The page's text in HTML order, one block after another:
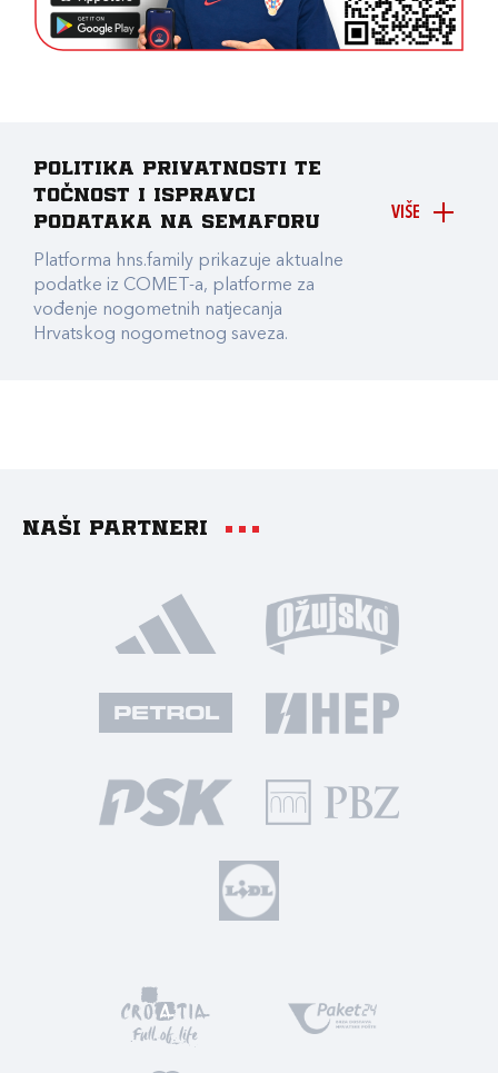
VIŠE
Politika privatnosti te
točnost i ispravci
podataka na Semaforu
Platforma hns.family prikazuje aktualne
podatke iz COMET-a, platforme za
vođenje nogometnih natjecanja
Hrvatskog nogometnog saveza.
Naši partneri